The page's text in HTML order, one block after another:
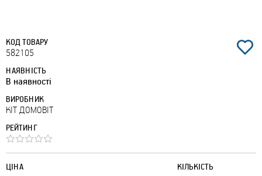
КОД ТОВАРУ
582105
НАЯВНІСТЬ
В наявності
ВИРОБНИК
КІТ ДОМОВІТ
РЕЙТИНГ
КІЛЬКІСТЬ
ЦІНА